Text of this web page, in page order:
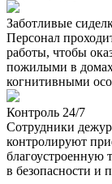
Заботливые
Персонал
работы, чтобы
пожилыми в
когнитивными
Контроль 24/7
Сотрудники
контролируют
благоустроенную
в безопасности и